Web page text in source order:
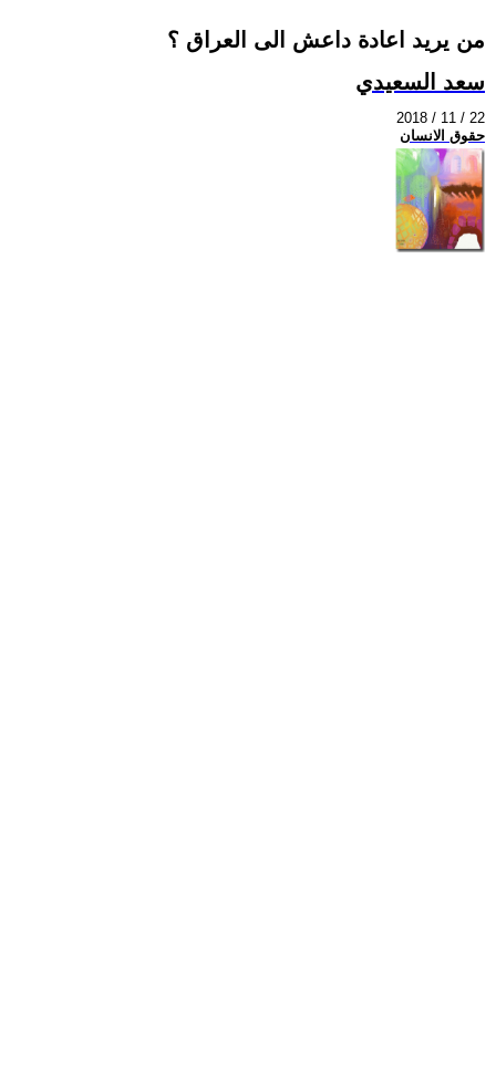
من يريد اعادة داعش الى العراق ؟
سعد السعيدي
2018 / 11 / 22
حقوق الانسان